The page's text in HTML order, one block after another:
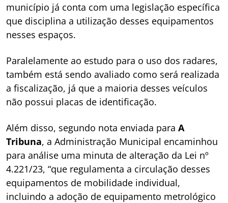
município já conta com uma legislação específica
que disciplina a utilização desses equipamentos
nesses espaços.
Paralelamente ao estudo para o uso dos radares,
também está sendo avaliado como será realizada
a fiscalização, já que a maioria desses veículos
não possui placas de identificação.
Além disso, segundo nota enviada para A
Tribuna, a Administração Municipal encaminhou
para análise uma minuta de alteração da Lei nº
4.221/23, “que regulamenta a circulação desses
equipamentos de mobilidade individual,
incluindo a adoção de equipamento metrológico